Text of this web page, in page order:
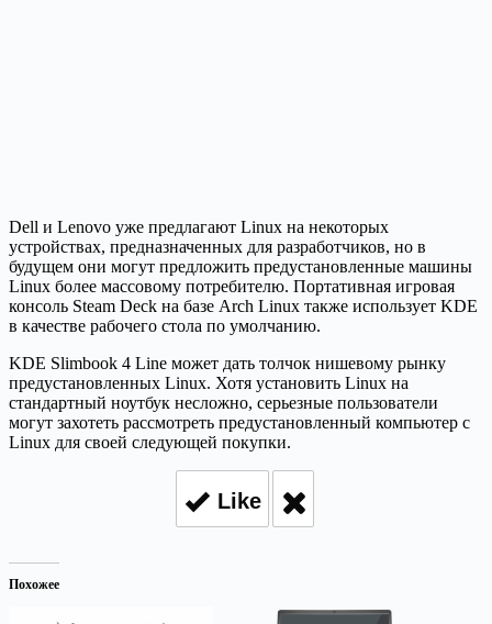
Dell и Lenovo уже предлагают Linux на некоторых
устройствах, предназначенных для разработчиков, но в
будущем они могут предложить предустановленные машины
Linux более массовому потребителю. Портативная игровая
консоль Steam Deck на базе Arch Linux также использует KDE
в качестве рабочего стола по умолчанию.
KDE Slimbook 4 Line может дать толчок нишевому рынку
предустановленных Linux. Хотя установить Linux на
стандартный ноутбук несложно, серьезные пользователи
могут захотеть рассмотреть предустановленный компьютер с
Linux для своей следующей покупки.
Like
Похожее